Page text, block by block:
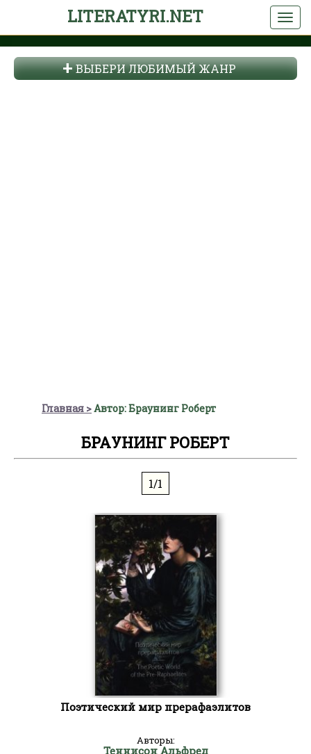
LITERATYRI.NET
ВЫБЕРИ ЛЮБИМЫЙ ЖАНР
Главная Автор: Браунинг Роберт
БРАУНИНГ РОБЕРТ
1/1
Поэтический мир прерафаэлитов
Авторы:
Теннисон Альфред